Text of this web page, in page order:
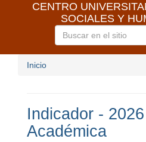
CENTRO
SOCIALES Y
Inicio
Indicador -
Académica